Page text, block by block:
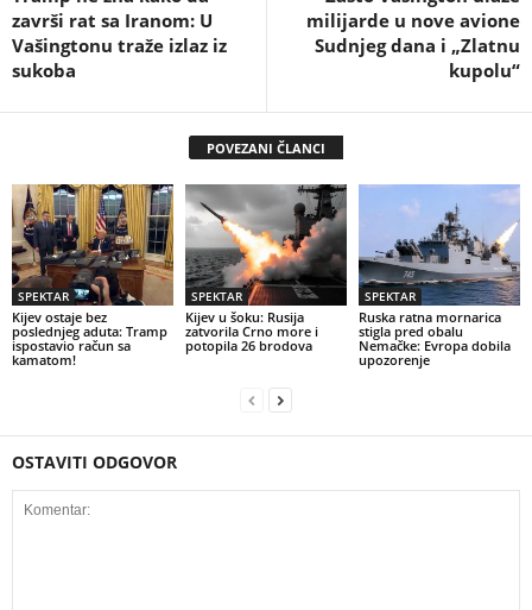
završi rat sa Iranom: U
Vašingtonu traže izlaz iz
sukoba
milijarde u nove avione
Sudnjeg dana i „Zlatnu
kupolu“
POVEZANI ČLANCI
SPEKTAR
Kijev ostaje bez
poslednjeg aduta: Tramp
ispostavio račun sa
kamatom!
SPEKTAR
Kijev u šoku: Rusija
zatvorila Crno more i
potopila 26 brodova
SPEKTAR
Ruska ratna mornarica
stigla pred obalu
Nemačke: Evropa dobila
upozorenje
OSTAVITI ODGOVOR